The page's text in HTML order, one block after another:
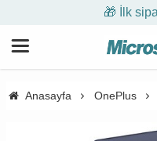
🎁 İlk
Anasayfa OnePlus